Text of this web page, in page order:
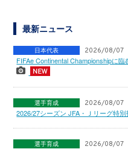
最新ニュース
日本代表 2026/08/07
FIFAe Continental Championshipに
選手育成 2026/08/07
2026/27シーズン JFA・Ｊリーグ特
選手育成 2026/08/07